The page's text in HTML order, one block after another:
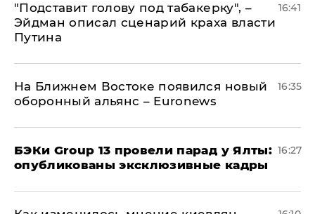
​"Подставит голову под табакерку", –
Эйдман описал сценарий краха власти
Путина
16:41
На Ближнем Востоке появился новый
оборонный альянс – Euronews
16:35
​БЭКи Group 13 провели парад у Ялты:
опубликованы эксклюзивные кадры
16:27